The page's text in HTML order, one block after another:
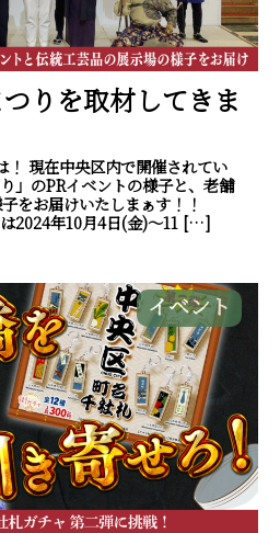
りを取材してきま
現在中央区内で開催されてい
」のPRイベントの様子と、老舗
をお届けいたしまぁす！！
は2024年10月4日(金)～11 […]
イベント